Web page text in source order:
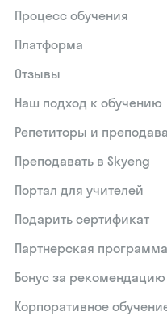
Процесс обучения
Платформа
Отзывы
Наш подход к обучению
Репетиторы и
Преподавать в Skyeng
Портал для учителей
Подарить сертификат
Партнерская программа
Бонус за рекомендацию
Корпоративное